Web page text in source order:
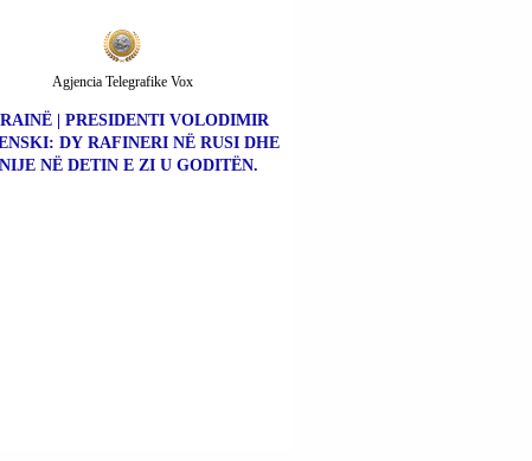
| PRESIDENTI VOLODIMIR
DY RAFINERI NË RUSI DHE
NË DETIN E ZI U GODITËN.
Agjencia Telegrafike Vox